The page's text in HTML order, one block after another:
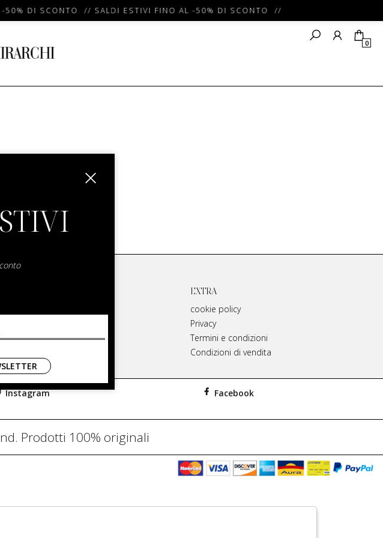
DI SCONTO // SALDI ESTIVI FINO AL -50% DI SCONTO //
0
EXTRA
cookie policy
Privacy
Termini e condizioni
Condizioni di vendita
Instagram Facebook
Prodotti 100% originali